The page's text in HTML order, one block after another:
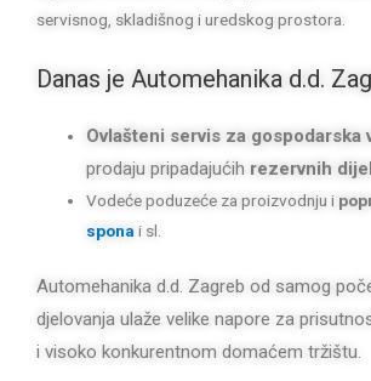
servisnog, skladišnog i uredskog prostora.
Danas je Automehanika d.d.
Ovlašteni servis za gospodarska
prodaju pripadajućih rezervnih
Vodeće poduzeće za proizvodnju i
spona i sl.
Automehanika d.d. Zagreb od samog
djelovanja ulaže velike napore za
i visoko konkurentnom domaćem tržištu.